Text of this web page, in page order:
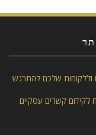
שלכם להתרגש
קשרים עסקיים